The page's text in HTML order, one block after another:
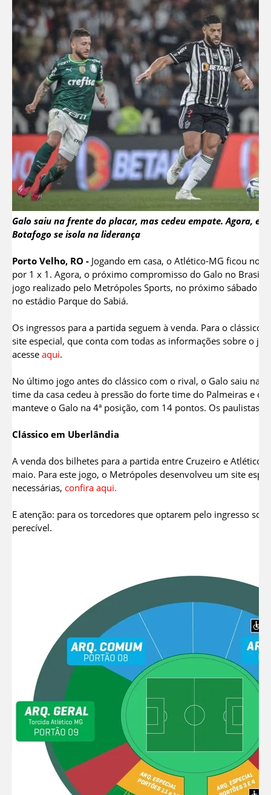
Galo saiu na frente do placar, mas cedeu empate. Agora,
Botafogo se isola na liderança
Porto Velho, RO - Jogando em casa, o Atlético-MG ficou no
por 1 x 1. Agora, o próximo compromisso do Galo no
jogo realizado pelo Metrópoles Sports, no próximo sábado
no estádio Parque do Sabiá.
Os ingressos para a partida seguem à venda. Para o
site especial, que conta com todas as informações sobre o
acesse aqui.
No último jogo antes do clássico com o rival, o Galo saiu na
time da casa cedeu à pressão do forte time do Palmeiras e
manteve o Galo na 4ª posição, com 14 pontos. Os paulistas
Clássico em Uberlândia
A venda dos bilhetes para a partida entre Cruzeiro e
maio. Para este jogo, o Metrópoles desenvolveu um site
necessárias, confira aqui.
E atenção: para os torcedores que optarem pelo ingresso
perecível.